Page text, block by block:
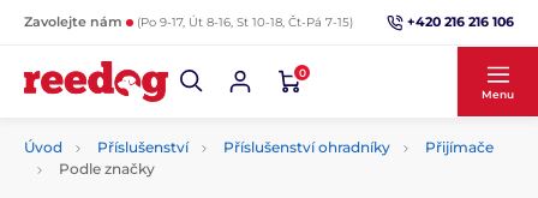
Zavolejte nám (Po 9-17, Út 8-16, St 10-18, Čt-Pá 7-15) +420 216 216 106
0
Menu
Úvod Příslušenství Příslušenství ohradníky
Přijímače
Podle značky